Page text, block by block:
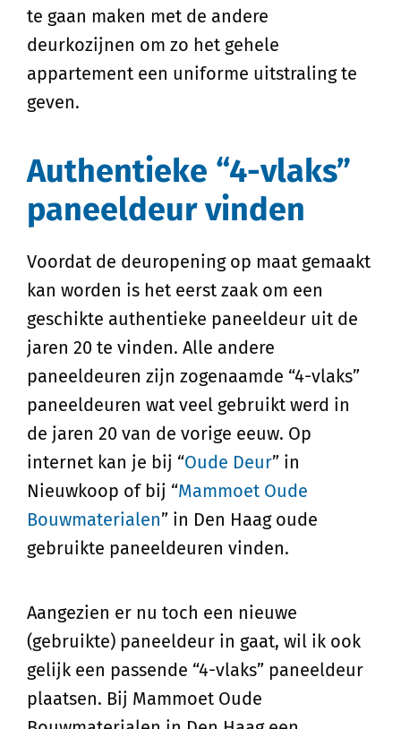
te gaan maken met de andere
deurkozijnen om zo het gehele
appartement een uniforme uitstraling te
geven.
Authentieke “4-vlaks”
paneeldeur vinden
Voordat de deuropening op maat gemaakt
kan worden is het eerst zaak om een
geschikte authentieke paneeldeur uit de
jaren 20 te vinden. Alle andere
paneeldeuren zijn zogenaamde “4-vlaks”
paneeldeuren wat veel gebruikt werd in
de jaren 20 van de vorige eeuw. Op
internet kan je bij “Oude Deur” in
Nieuwkoop of bij “Mammoet Oude
Bouwmaterialen” in Den Haag oude
gebruikte paneeldeuren vinden.
Aangezien er nu toch een nieuwe
(gebruikte) paneeldeur in gaat, wil ik ook
gelijk een passende “4-vlaks” paneeldeur
plaatsen. Bij Mammoet Oude